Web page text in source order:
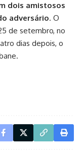
dois amistosos
adversário. O
de setembro, no
dias depois, o